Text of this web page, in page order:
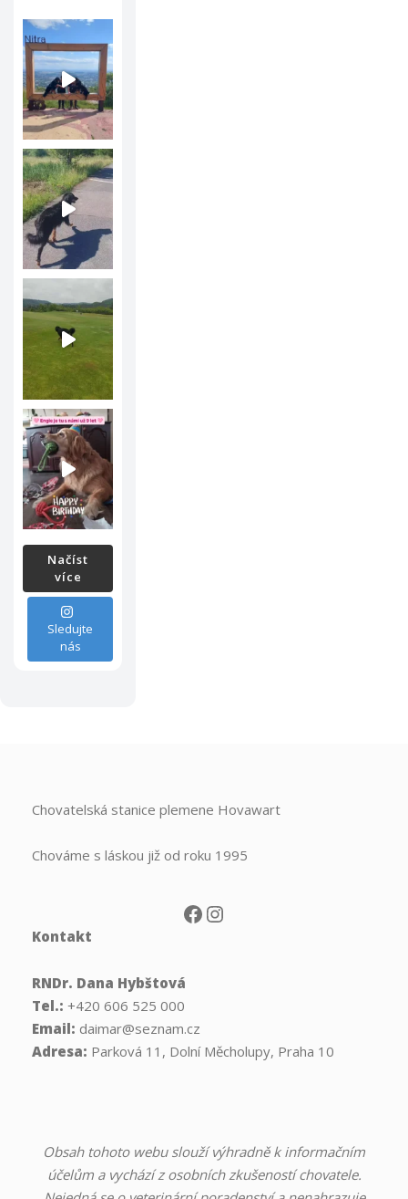
Načíst
více
Sledujte
nás
Chovatelská stanice plemene Hovawart
Chováme s láskou již od roku 1995
Facebook Instagram
Kontakt
RNDr. Dana Hybštová
Tel.: +420 606 525 000
Email: daimar@seznam.cz
Adresa: Parková 11, Dolní Měcholupy, Praha 10
Obsah tohoto webu slouží výhradně k informačním
účelům a vychází z osobních zkušeností chovatele.